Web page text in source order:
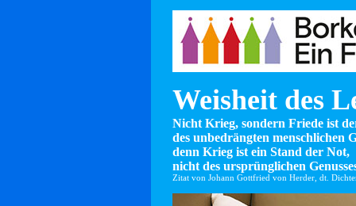
Weisheit des
Nicht Krieg, sondern Friede ist
des unbedrängten menschlichen
denn Krieg ist ein Stand der Not,
nicht des ursprünglichen
Zitat von Johann Gottfried von Herder, dt.